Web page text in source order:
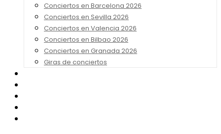
Conciertos en Barcelona 2026
Conciertos en Sevilla 2026
Conciertos en Valencia 2026
Conciertos en Bilbao 2026
Conciertos en Granada 2026
Giras de conciertos